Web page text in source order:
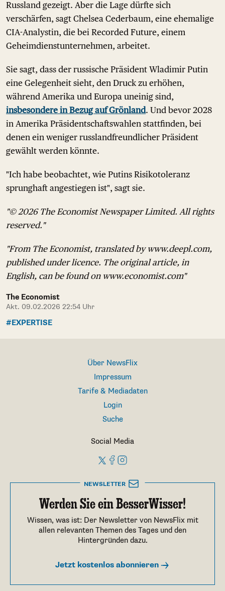
Russland gezeigt. Aber die Lage dürfte sich
verschärfen, sagt Chelsea Cederbaum, eine ehemalige
CIA-Analystin, die bei Recorded Future, einem
Geheimdienstunternehmen, arbeitet.
Sie sagt, dass der russische Präsident Wladimir Putin
eine Gelegenheit sieht, den Druck zu erhöhen,
während Amerika und Europa uneinig sind,
insbesondere in Bezug auf Grönland. Und bevor 2028
in Amerika Präsidentschaftswahlen stattfinden, bei
denen ein weniger russlandfreundlicher Präsident
gewählt werden könnte.
"Ich habe beobachtet, wie Putins Risikotoleranz
sprunghaft angestiegen ist", sagt sie.
"© 2026 The Economist Newspaper Limited. All rights
reserved."
"From The Economist, translated by www.deepl.com,
published under licence. The original article, in
English, can be found on www.economist.com"
The Economist
Akt. 09.02.2026 22:54 Uhr
#EXPERTISE
Über NewsFlix
Impressum
Tarife & Mediadaten
Login
Suche
Social Media
NEWSLETTER
Werden Sie ein BesserWisser!
Wissen, was ist: Der Newsletter von NewsFlix mit
allen relevanten Themen des Tages und den
Hintergründen dazu.
Jetzt kostenlos abonnieren